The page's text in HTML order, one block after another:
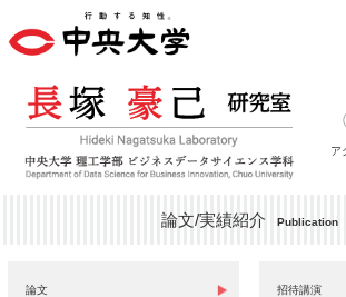
ア
論文/実績紹介 Publication
論文 招待講演